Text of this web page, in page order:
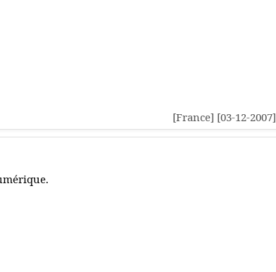
[France] [03-12-2007]